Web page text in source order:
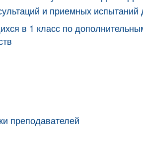
и приемных
в 1 класс по
преподавателей